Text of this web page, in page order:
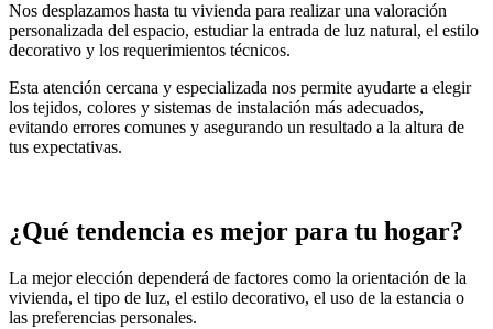
Nos desplazamos hasta tu vivienda para realizar una valoración
personalizada del espacio, estudiar la entrada de luz natural, el estilo
decorativo y los requerimientos técnicos.
Esta atención cercana y especializada nos permite ayudarte a elegir
los tejidos, colores y sistemas de instalación más adecuados,
evitando errores comunes y asegurando un resultado a la altura de
tus expectativas.
¿Qué tendencia es mejor para tu hogar?
La mejor elección dependerá de factores como la orientación de la
vivienda, el tipo de luz, el estilo decorativo, el uso de la estancia o
las preferencias personales.